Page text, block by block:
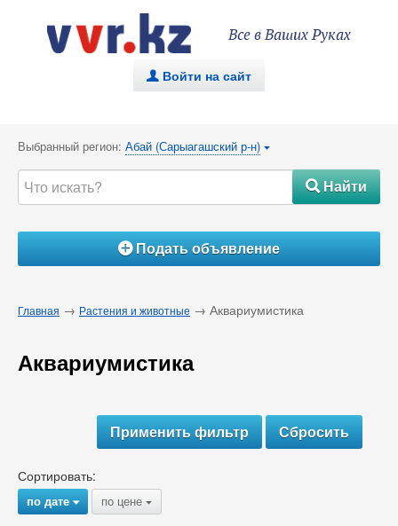
Все в Ваших Руках
. Войти на сайт
Выбранный регион: Абай (Сарыагашский р-н) {
#Найти
ÁПодать объявление
Главная → Растения и животные → Аквариумистика
Аквариумистика
Сортировать:
по дате{ по цене {